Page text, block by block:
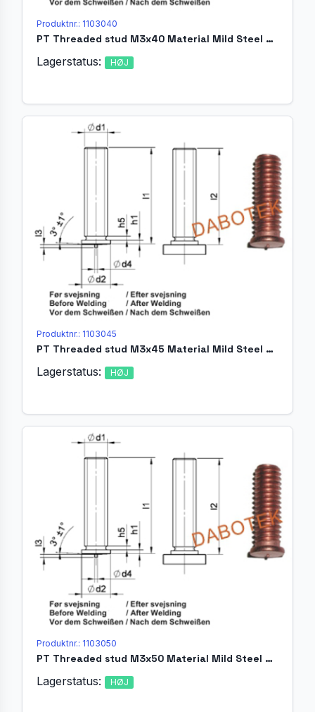
Produktnr.: 1103040
PT Threaded stud M3x40 Material Mild Steel 4.8 acc. EN ISO 13918
Lagerstatus: HØJ
Produktnr.: 1103045
PT Threaded stud M3x45 Material Mild Steel 4.8 acc. EN ISO 13918
Lagerstatus: HØJ
Produktnr.: 1103050
PT Threaded stud M3x50 Material Mild Steel 4.8 acc. EN ISO 13918
Lagerstatus: HØJ